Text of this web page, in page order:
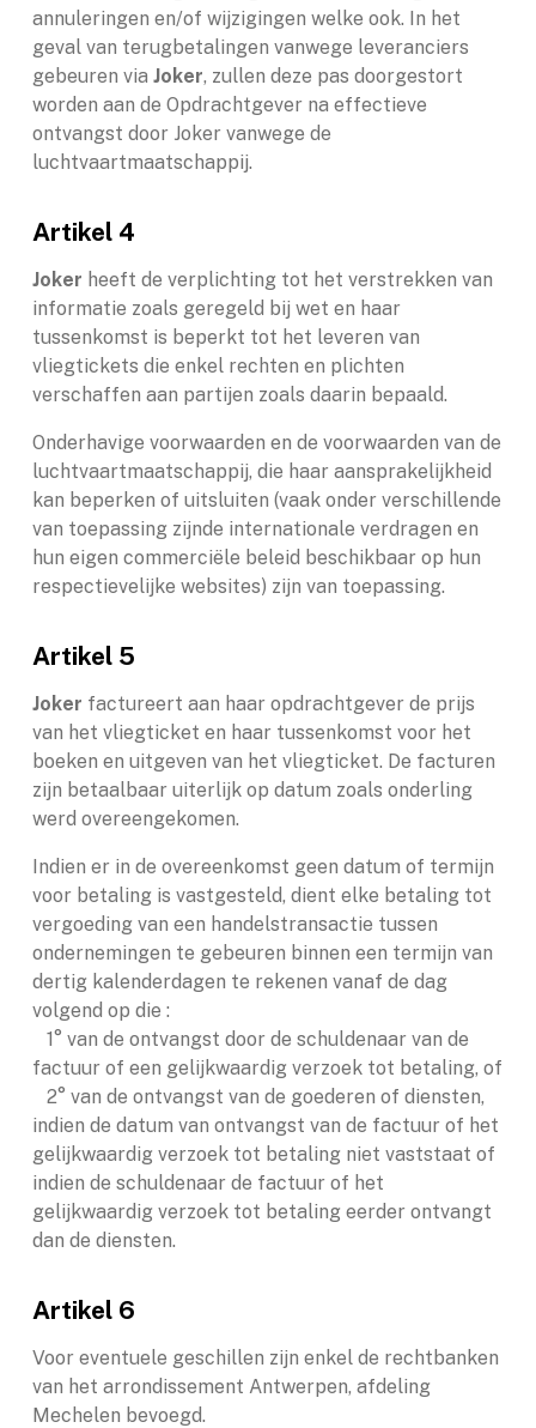
annuleringen en/of wijzigingen welke ook. In het
geval van terugbetalingen vanwege leveranciers
gebeuren via Joker, zullen deze pas doorgestort
worden aan de Opdrachtgever na effectieve
ontvangst door Joker vanwege de
luchtvaartmaatschappij.
Artikel 4
Joker heeft de verplichting tot het verstrekken van
informatie zoals geregeld bij wet en haar
tussenkomst is beperkt tot het leveren van
vliegtickets die enkel rechten en plichten
verschaffen aan partijen zoals daarin bepaald.
Onderhavige voorwaarden en de voorwaarden van de
luchtvaartmaatschappij, die haar aansprakelijkheid
kan beperken of uitsluiten (vaak onder verschillende
van toepassing zijnde internationale verdragen en
hun eigen commerciële beleid beschikbaar op hun
respectievelijke websites) zijn van toepassing.
Artikel 5
Joker factureert aan haar opdrachtgever de prijs
van het vliegticket en haar tussenkomst voor het
boeken en uitgeven van het vliegticket. De facturen
zijn betaalbaar uiterlijk op datum zoals onderling
werd overeengekomen.
Indien er in de overeenkomst geen datum of termijn
voor betaling is vastgesteld, dient elke betaling tot
vergoeding van een handelstransactie tussen
ondernemingen te gebeuren binnen een termijn van
dertig kalenderdagen te rekenen vanaf de dag
volgend op die :
1° van de ontvangst door de schuldenaar van de
factuur of een gelijkwaardig verzoek tot betaling, of
2° van de ontvangst van de goederen of diensten,
indien de datum van ontvangst van de factuur of het
gelijkwaardig verzoek tot betaling niet vaststaat of
indien de schuldenaar de factuur of het
gelijkwaardig verzoek tot betaling eerder ontvangt
dan de diensten.
Artikel 6
Voor eventuele geschillen zijn enkel de rechtbanken
van het arrondissement Antwerpen, afdeling
Mechelen bevoegd.